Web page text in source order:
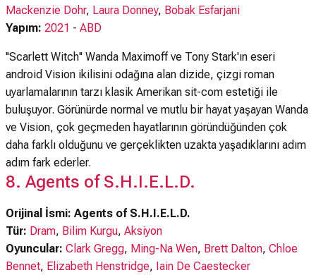
Mackenzie Dohr, Laura Donney, Bobak Esfarjani
Yapım: 2021 - ABD
''Scarlett Witch'' Wanda Maximoff ve Tony Stark'ın eseri
android Vision ikilisini odağına alan dizide, çizgi roman
uyarlamalarının tarzı klasik Amerikan sit-com estetiği ile
buluşuyor. Görünürde normal ve mutlu bir hayat yaşayan Wanda
ve Vision, çok geçmeden hayatlarının göründüğünden çok
daha farklı olduğunu ve gerçeklikten uzakta yaşadıklarını adım
adım fark ederler.
8. Agents of S.H.I.E.L.D.
Orijinal İsmi: Agents of S.H.I.E.L.D.
Tür: Dram, Bilim Kurgu, Aksiyon
Oyuncular: Clark Gregg, Ming-Na Wen, Brett Dalton, Chloe
Bennet, Elizabeth Henstridge, Iain De Caestecker